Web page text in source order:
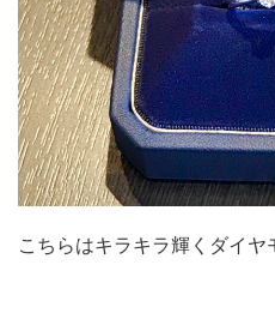
こちらはキラキラ輝くダイヤ